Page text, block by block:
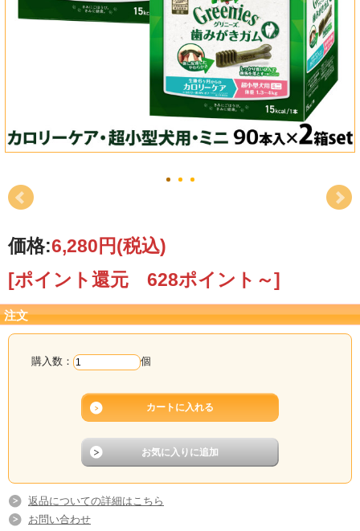
価格:6,280円(税込)
[ポイント還元 628ポイント～]
注文
購入数： 個
返品についての詳細はこちら
お問い合わせ